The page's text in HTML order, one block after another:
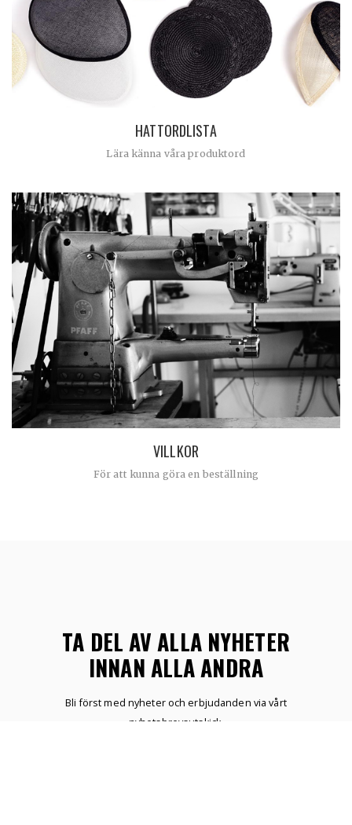
HATTORDLISTA
Lära känna våra produktord
VILLKOR
För att kunna göra en beställning
TA DEL AV ALLA NYHETER
INNAN ALLA ANDRA
Bli först med nyheter och erbjudanden via vårt
nyhetsbrevsutskick.